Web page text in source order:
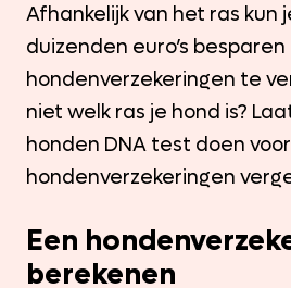
Afhankelijk van het ras kun
duizenden euro’s
hondenverzekeringen te
niet welk ras je hond is?
honden DNA test doen
hondenverzekeringen
Een
berekenen